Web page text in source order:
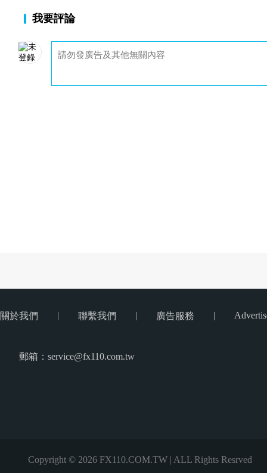
我要評論
關於我們 | 聯繫我們 | 廣告服務 |
郵箱：service@fx110.com.tw
Copyright © 2026 FX110.COM.TW | ALL Rights Resrved